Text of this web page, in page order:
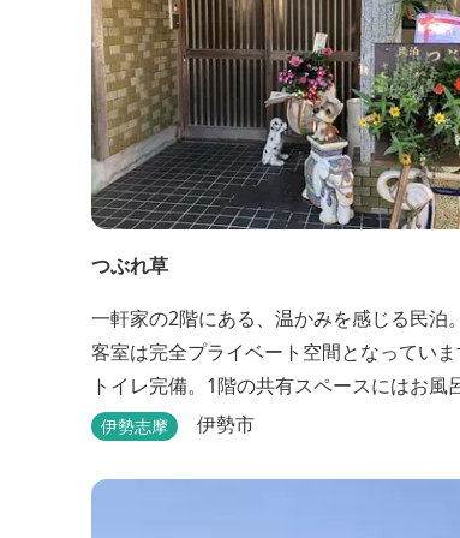
つぶれ草
一軒家の2階にある、温かみを感じる民泊
客室は完全プライベート空間となってい
トイレ完備。1階の共有スペースにはお風
ンもあります。
伊勢志摩 伊勢市